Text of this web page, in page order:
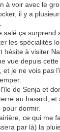
à voir avec le
il y a
salé ça surprend
les spécialités
hésite à visiter
vue depuis cette
et je ne vois pas
de Senja et
au hasard, et
dormir.
ce qui me
par là) la